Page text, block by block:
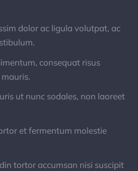
dolor ac ligula volutpat, ac
consequat risus
ut nunc sodales, non laoreet
et fermentum molestie
tortor accumsan nisi suscipit